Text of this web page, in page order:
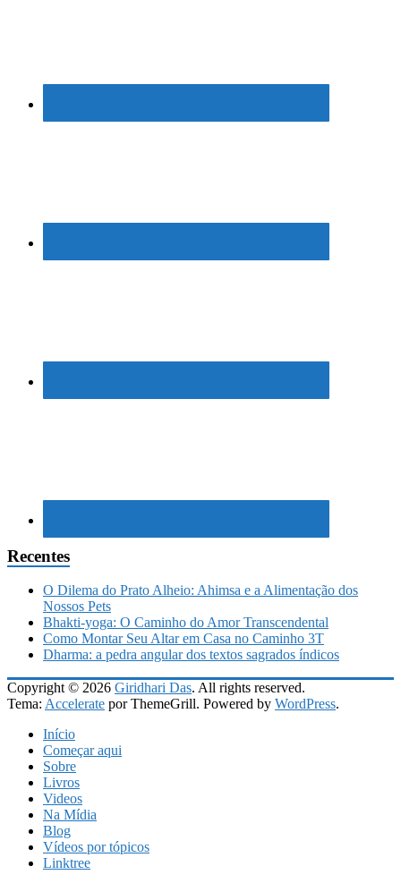
Recentes
O Dilema do Prato Alheio: Ahimsa e a Alimentação dos
Nossos Pets
Bhakti-yoga: O Caminho do Amor Transcendental
Como Montar Seu Altar em Casa no Caminho 3T
Dharma: a pedra angular dos textos sagrados índicos
Copyright © 2026 Giridhari Das. All rights reserved.
Tema: Accelerate por ThemeGrill. Powered by WordPress.
Início
Começar aqui
Sobre
Livros
Videos
Na Mídia
Blog
Vídeos por tópicos
Linktree